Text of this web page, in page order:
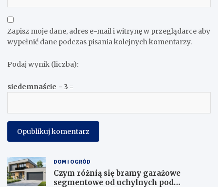
Zapisz moje dane, adres e-mail i witrynę w przeglądarce aby
wypełnić dane podczas pisania kolejnych komentarzy.
Podaj wynik (liczba):
siedemnaście − 3 =
DOM I OGRÓD
Czym różnią się bramy garażowe
segmentowe od uchylnych pod